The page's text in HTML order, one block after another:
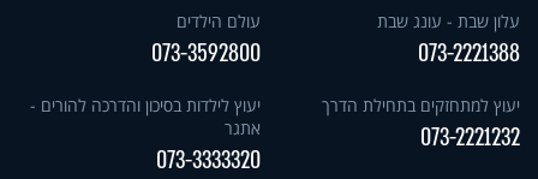
עלון שבת - עונג שבת
073-2221388
עולם הילדים
073-3592800
יעוץ למתחזקים בתחילת הדרך
073-2221232
יעוץ לילדות בסיכון והדרכה להורים -
אתגר
073-3333320